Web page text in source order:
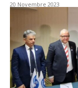
20 Novembre 2023